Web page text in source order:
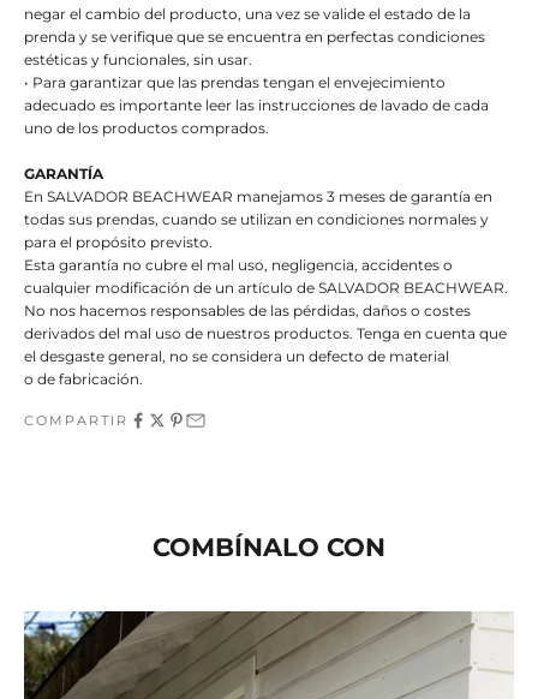
negar el cambio del producto, una vez se valide el estado de la
prenda y se verifique que se encuentra en perfectas condiciones
estéticas y funcionales, sin usar.
• Para garantizar que las prendas tengan el envejecimiento
adecuado es importante leer las instrucciones de lavado de cada
uno de los productos comprados.
GARANTÍA
En SALVADOR BEACHWEAR manejamos 3 meses de garantía en
todas sus prendas, cuando se utilizan en condiciones normales y
para el propósito previsto.
Esta garantía no cubre el mal uso, negligencia, accidentes o
cualquier modificación de un artículo de SALVADOR BEACHWEAR.
No nos hacemos responsables de las pérdidas, daños o costes
derivados del mal uso de nuestros productos. Tenga en cuenta que
el desgaste general, no se considera un defecto de material
o de fabricación.
COMPARTIR
COMBÍNALO CON